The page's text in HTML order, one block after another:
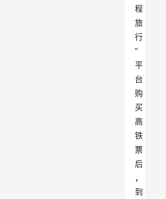
程
旅
行
”
平
台
购
买
高
铁
票
后
，
到